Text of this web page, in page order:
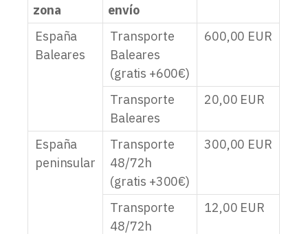
zona
envío
España
Baleares
Transporte
Baleares
(gratis +600€)
600,00 EUR
Transporte
Baleares
20,00 EUR
España
peninsular
Transporte
48/72h
(gratis +300€)
300,00 EUR
Transporte
48/72h
12,00 EUR